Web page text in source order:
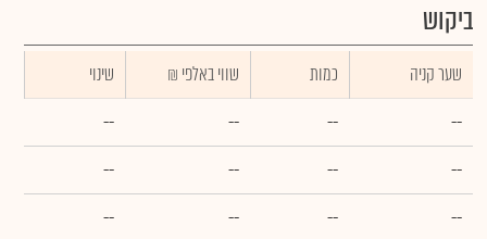
ביקוש
שער קניה כמות ₪ שווי באלפי
שינוי
--
--
--
--
--
--
--
--
--
--
--
--